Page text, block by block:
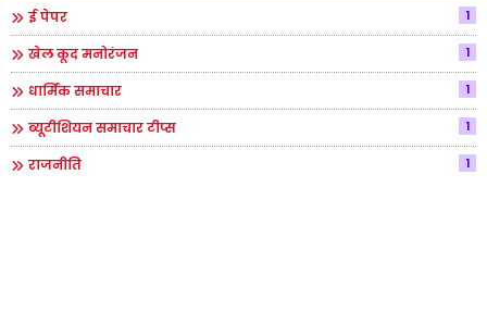
ई पेपर 1
खेल कूद मनोरंजन 1
धार्मिक समाचार 1
ब्यूटीशियन समाचार टीप्स 1
राजनीति 1